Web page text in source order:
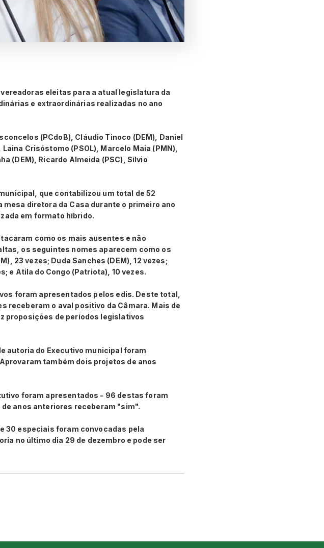
eleitas para a atual legislatura da
e extraordinárias realizadas no ano
(PCdoB), Cláudio Tinoco (DEM), Daniel
Crisóstomo (PSOL), Marcelo Maia (PMN),
(DEM), Ricardo Almeida (PSC), Sílvio
que contabilizou um total de 52
diretora da Casa durante o primeiro ano
em formato híbrido.
como os mais ausentes e não
os seguintes nomes aparecem como os
23 vezes; Duda Sanches (DEM), 12 vezes;
e Atila do Congo (Patriota), 10 vezes.
foram apresentados pelos edis. Deste total,
receberam o aval positivo da Câmara. Mais de
proposições de períodos legislativos
autoria do Executivo municipal foram
também dois projetos de anos
foram apresentados - 96 destas foram
anos anteriores receberam "sim".
30 especiais foram convocadas pela
no último dia 29 de dezembro e pode ser